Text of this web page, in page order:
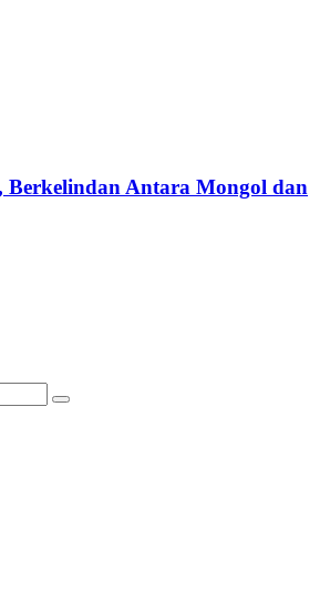
Berkelindan Antara Mongol dan